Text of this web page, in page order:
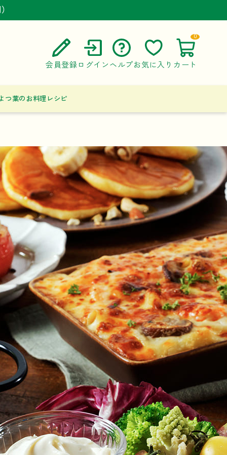
会員登録 ログイン ヘルプ
ご利用ガイド
お問い合わせ
お気に入り カート
0
つ葉のお料理レシピ